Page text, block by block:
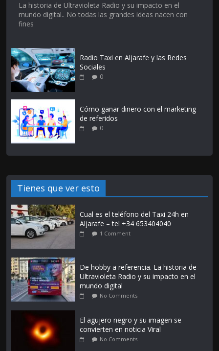
La historia de Ultravioleta Radio y su impacto en el
mundo digital.. No todas las grandes ideas nacen con
fines
Radio Taxi en Aljarafe y las Redes
Sociales
0
Cómo ganar dinero con el marketing
de referidos
0
Tienes que ver esto
Cual es el teléfono del Taxi 24h en
Aljarafe – tel +34 653404040
1 Comment
De hobby a referencia. La historia de
Ultravioleta Radio y su impacto en el
mundo digital
No Comments
El agujero negro y su imagen se
convierten en noticia Viral
No Comments